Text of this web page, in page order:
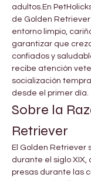
adultos.En
de Golden
entorno limpio,
garantizar que
confiados y
recibe atención
socialización
desde el primer día.
Sobre la
Retriever
El Golden Retriever
durante el siglo
presas durante las